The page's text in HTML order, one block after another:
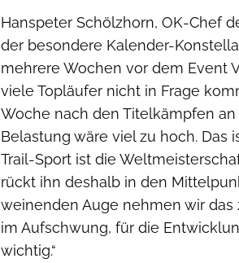
Hanspeter Schölzhorn, OK-Chef
der besondere Kalender-
mehrere Wochen vor dem Event
viele Topläufer nicht in Frage
Woche nach den Titelkämpfen
Belastung wäre viel zu hoch. Das
Trail-Sport ist die
rückt ihn deshalb in den
weinenden Auge nehmen wir das
im Aufschwung, für die
wichtig.“